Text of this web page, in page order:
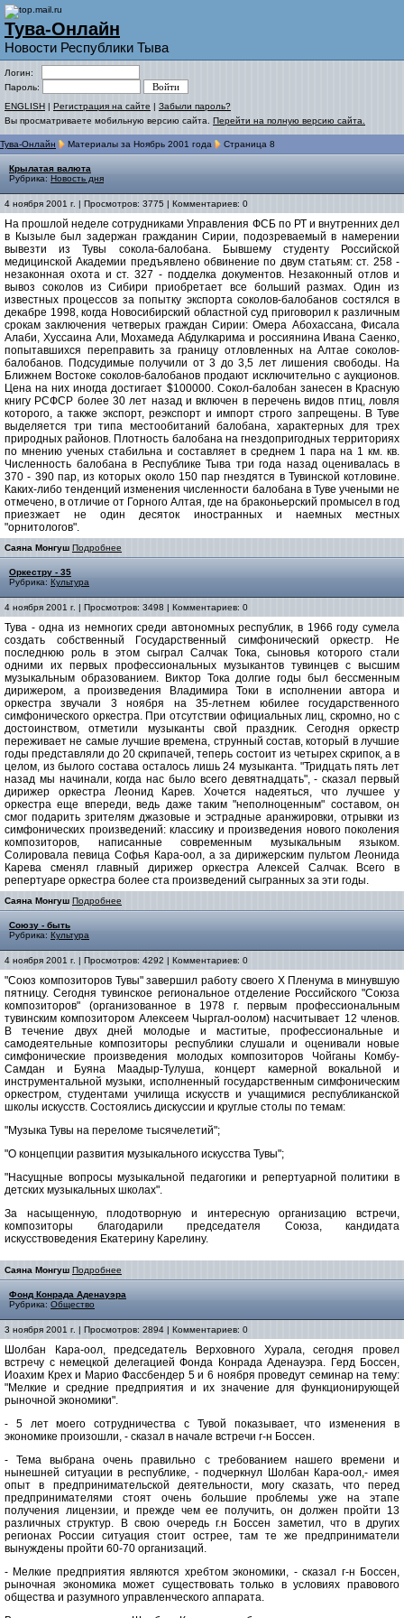
Тува-Онлайн
Новости Республики Тыва
Логин:
Пароль:
ENGLISH | Регистрация на сайте | Забыли пароль?
Вы просматриваете мобильную версию сайта. Перейти на полную версию сайта.
Тува-Онлайн Материалы за Ноябрь 2001 года Страница 8
Крылатая валюта
Рубрика: Новость дня
4 ноября 2001 г. | Просмотров: 3775 | Комментариев: 0
На прошлой неделе сотрудниками Управления ФСБ по РТ и внутренних дел
в Кызыле был задержан гражданин Сирии, подозреваемый в намерении
вывезти из Тувы сокола-балобана. Бывшему студенту Российской
медицинской Академии предъявлено обвинение по двум статьям: ст. 258 -
незаконная охота и ст. 327 - подделка документов. Незаконный отлов и
вывоз соколов из Сибири приобретает все больший размах. Один из
известных процессов за попытку экспорта соколов-балобанов состялся в
декабре 1998, когда Новосибирский областной суд приговорил к различным
срокам заключения четверых граждан Сирии: Омера Абохассана, Фисала
Алаби, Хуссаина Али, Мохамеда Абдулкарима и россиянина Ивана Саенко,
попытавшихся переправить за границу отловленных на Алтае соколов-
балобанов. Подсудимые получили от 3 до 3,5 лет лишения свободы. На
Ближнем Востоке соколов-балобанов продают исключительно с аукционов.
Цена на них иногда достигает $100000. Сокол-балобан занесен в Красную
книгу РСФСР более 30 лет назад и включен в перечень видов птиц, ловля
которого, а также экспорт, реэкспорт и импорт строго запрещены. В Туве
выделяется три типа местообитаний балобана, характерных для трех
природных районов. Плотность балобана на гнездопригодных территориях
по мнению ученых стабильна и составляет в среднем 1 пара на 1 км. кв.
Численность балобана в Республике Тыва три года назад оценивалась в
370 - 390 пар, из которых около 150 пар гнездятся в Тувинской котловине.
Каких-либо тенденций изменения численности балобана в Туве учеными не
отмечено, в отличие от Горного Алтая, где на браконьерский промысел в год
приезжает не один десяток иностранных и наемных местных
"орнитологов".
Саяна Монгуш Подробнее
Оркестру - 35
Рубрика: Культура
4 ноября 2001 г. | Просмотров: 3498 | Комментариев: 0
Тува - одна из немногих среди автономных республик, в 1966 году сумела
создать собственный Государственный симфонический оркестр. Не
последнюю роль в этом сыграл Салчак Тока, сыновья которого стали
одними их первых профессиональных музыкантов тувинцев с высшим
музыкальным образованием. Виктор Тока долгие годы был бессменным
дирижером, а произведения Владимира Токи в исполнении автора и
оркестра звучали 3 ноября на 35-летнем юбилее государственного
симфонического оркестра. При отсутствии официальных лиц, скромно, но с
достоинством, отметили музыканты свой праздник. Сегодня оркестр
переживает не самые лучшие времена, струнный состав, который в лучшие
годы представляли до 20 скрипачей, теперь состоит из четырех скрипок, а в
целом, из былого состава осталось лишь 24 музыканта. "Тридцать пять лет
назад мы начинали, когда нас было всего девятнадцать", - сказал первый
дирижер оркестра Леонид Карев. Хочется надеяться, что лучшее у
оркестра еще впереди, ведь даже таким "неполноценным" составом, он
смог подарить зрителям джазовые и эстрадные аранжировки, отрывки из
симфонических произведений: классику и произведения нового поколения
композиторов, написанные современным музыкальным языком.
Солировала певица Софья Кара-оол, а за дирижерским пультом Леонида
Карева сменял главный дирижер оркестра Алексей Салчак. Всего в
репертуаре оркестра более ста произведений сыгранных за эти годы.
Саяна Монгуш Подробнее
Союзу - быть
Рубрика: Культура
4 ноября 2001 г. | Просмотров: 4292 | Комментариев: 0
"Союз композиторов Тувы" завершил работу своего Х Пленума в минувшую
пятницу. Сегодня тувинское региональное отделение Российского "Союза
композиторов" (организованное в 1978 г. первым профессиональным
тувинским композитором Алексеем Чыргал-оолом) насчитывает 12 членов.
В течение двух дней молодые и маститые, профессиональные и
самодеятельные композиторы республики слушали и оценивали новые
симфонические произведения молодых композиторов Чойганы Комбу-
Самдан и Буяна Маадыр-Тулуша, концерт камерной вокальной и
инструментальной музыки, исполненный государственным симфоническим
оркестром, студентами училища искусств и учащимися республиканской
школы искусств. Состоялись дискуссии и круглые столы по темам:
"Музыка Тувы на переломе тысячелетий";
"О концепции развития музыкального искусства Тувы";
"Насущные вопросы музыкальной педагогики и репертуарной политики в
детских музыкальных школах".
За насыщенную, плодотворную и интересную организацию встречи,
композиторы благодарили председателя Союза, кандидата
искусствоведения Екатерину Карелину.
Саяна Монгуш Подробнее
Фонд Конрада Аденауэра
Рубрика: Общество
3 ноября 2001 г. | Просмотров: 2894 | Комментариев: 0
Шолбан Кара-оол, председатель Верховного Хурала, сегодня провел
встречу с немецкой делегацией Фонда Конрада Аденауэра. Герд Боссен,
Иоахим Крех и Марио Фассбендер 5 и 6 ноября проведут семинар на тему:
"Мелкие и средние предприятия и их значение для функционирующей
рыночной экономики".
- 5 лет моего сотрудничества с Тувой показывает, что изменения в
экономике произошли, - сказал в начале встречи г-н Боссен.
- Тема выбрана очень правильно с требованием нашего времени и
нынешней ситуации в республике, - подчеркнул Шолбан Кара-оол,- имея
опыт в предпринимательской деятельности, могу сказать, что перед
предпринимателями стоят очень большие проблемы уже на этапе
получения лицензии, и прежде чем ее получить, он должен пройти 13
различных структур. В свою очередь г.н Боссен заметил, что в других
регионах России ситуация стоит острее, там те же предприниматели
вынуждены пройти 60-70 организаций.
- Мелкие предприятия являются хребтом экономики, - сказал г-н Боссен,
рыночная экономика может существовать только в условиях правового
общества и разумного управленческого аппарата.